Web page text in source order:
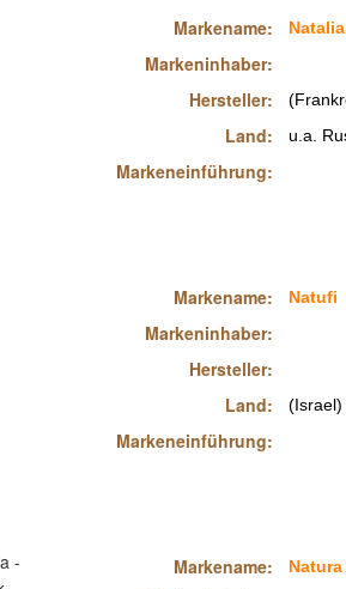
Markename:
Markeninhaber:
Hersteller:
Land:
Markeneinführung:
Natalia
u.a.
Markename:
Markeninhaber:
Hersteller:
Land:
Markeneinführung:
Natufi
(Israel)
Markename:
Natura